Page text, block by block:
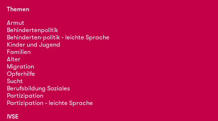
Themen
Armut
Behindertenpolitik
Behinderten·politik - leichte Sprache
Kinder und Jugend
Familien
Alter
Migration
Opferhilfe
Sucht
Berufsbildung Soziales
Partizipation
Partizipation - leichte Sprache
IVSE